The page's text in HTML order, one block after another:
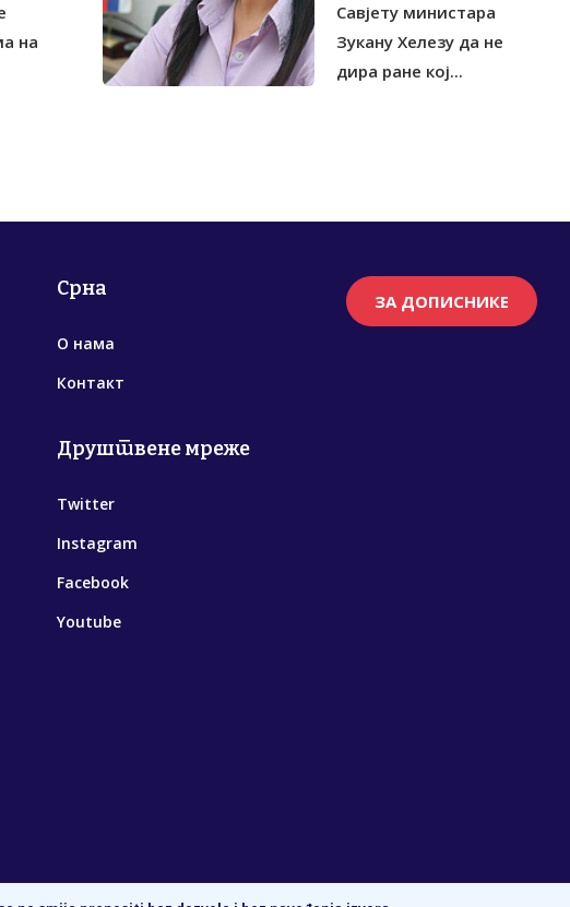
на
Савјету министара
Зукану Хелезу да не
дира ране кој...
Срна
О нама
Контакт
Друштвене мреже
Twitter
Instagram
Facebook
Youtube
ЗА ДОПИСНИКЕ